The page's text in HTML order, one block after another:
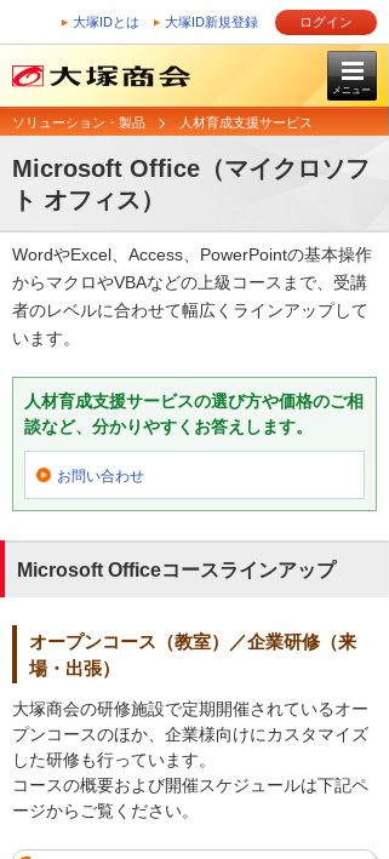
大塚IDとは 大塚ID新規登録 ログイン
メニュー
ソリューション・製品 人材育成支援サービス
Microsoft Office（マイクロソフ
ト オフィス）
WordやExcel、Access、PowerPointの基本操作
からマクロやVBAなどの上級コースまで、受講
者のレベルに合わせて幅広くラインアップして
います。
人材育成支援サービスの選び方や価格のご相
談など、分かりやすくお答えします。
お問い合わせ
Microsoft Officeコースラインアップ
オープンコース（教室）／企業研修（来
場・出張）
大塚商会の研修施設で定期開催されているオー
プンコースのほか、企業様向けにカスタマイズ
した研修も行っています。
コースの概要および開催スケジュールは下記ペ
ージからご覧ください。